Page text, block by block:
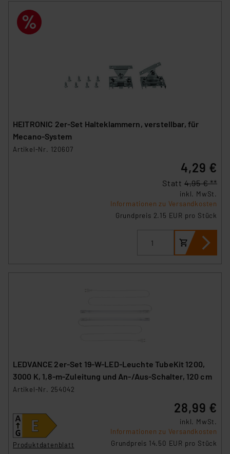
HEITRONIC 2er-Set Halteklammern, verstellbar, für
Mecano-System
Artikel-Nr. 120607
4,29 €
Statt 4,95 € **
inkl. MwSt.
Informationen zu Versandkosten
Grundpreis 2.15 EUR pro Stück
LEDVANCE 2er-Set 19-W-LED-Leuchte TubeKit 1200,
3000 K, 1,8-m-Zuleitung und An-/Aus-Schalter, 120 cm
Artikel-Nr. 254042
Produktdatenblatt
28,99 €
inkl. MwSt.
Informationen zu Versandkosten
Grundpreis 14.50 EUR pro Stück